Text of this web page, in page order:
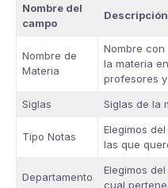
Nombre del
campo
Descripción
Nombre de
Materia
Nombre
la materia
profesores
Siglas
Siglas de la
Tipo Notas
Elegimos
las que
Departamento
Elegimos
cual